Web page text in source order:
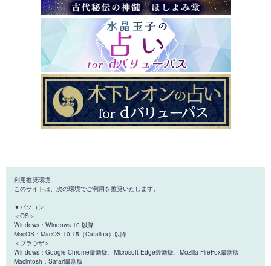
利用推奨環境
このサイトは、次の環境でご利用を推奨いたします。
▼パソコン
＜OS＞
Windows：Windows 10 以降
MacOS：MacOS 10.15（Catalina）以降
＜ブラウザ＞
Windows：Google Chrome最新版、Microsoft Edge最新版、Mozilla FireFox最新版
Macintosh：Safari最新版